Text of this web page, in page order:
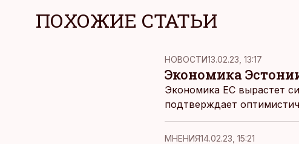
ПОХОЖИЕ СТАТЬИ
НОВОСТИ13.02.23, 13:17
Экономика
Экономика ЕС вырастет
подтверждает
MНЕНИЯ14.02.23, 15:21